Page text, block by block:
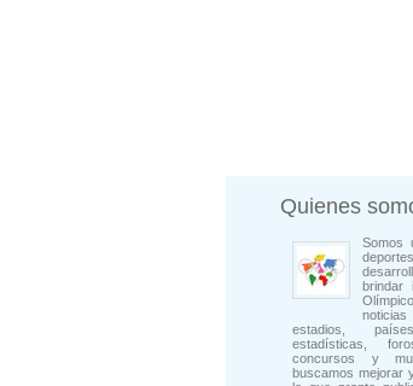
Quienes
Somos
brindar
estadios,
estadísticas,
concursos y
buscamos mejorar